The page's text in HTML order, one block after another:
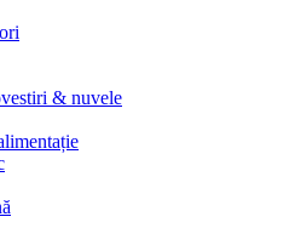
& nuvele